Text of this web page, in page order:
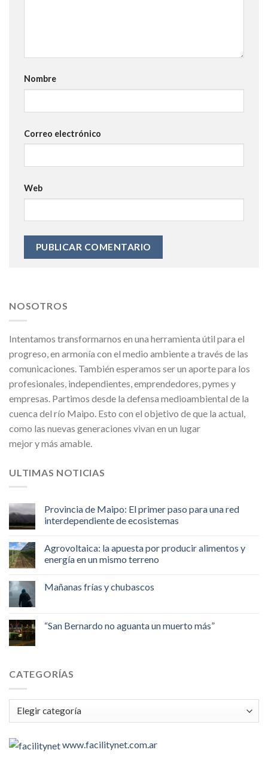
Nombre
Correo electrónico
Web
NOSOTROS
Intentamos transformarnos en una herramienta útil para el
progreso, en armonía con el medio ambiente a través de las
comunicaciones. También esperamos ser un aporte para los
profesionales, independientes, emprendedores, pymes y
empresas. Partimos desde la defensa medioambiental de la
cuenca del río Maipo. Esto con el objetivo de que la actual,
como las nuevas generaciones vivan en un lugar
mejor y más amable.
ULTIMAS NOTICIAS
Provincia de Maipo: El primer paso para una red
interdependiente de ecosistemas
Agrovoltaica: la apuesta por producir alimentos y
energía en un mismo terreno
Mañanas frías y chubascos
“San Bernardo no aguanta un muerto más”
CATEGORÍAS
Categorías
www.facilitynet.com.ar